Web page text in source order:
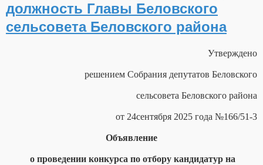
должность Главы Беловского
сельсовета Беловского района
Утверждено
решением Собрания депутатов Беловского
сельсовета Беловского района
от 24сентября 2025 года №166/51-3
Объявление
о проведении конкурса по отбору кандидатур на